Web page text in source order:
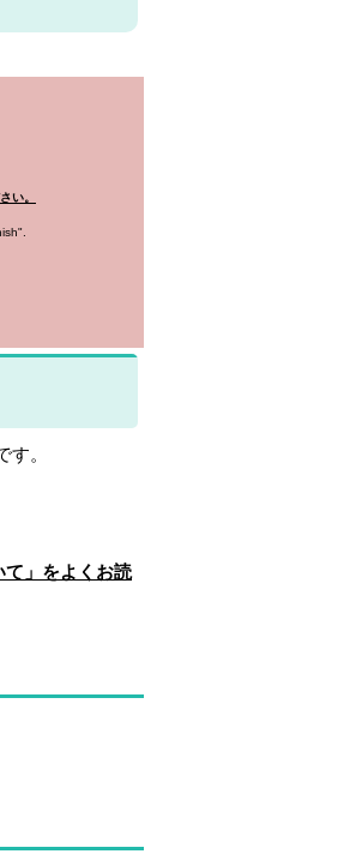
い。
。
」をよくお読